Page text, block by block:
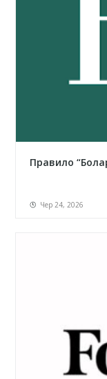
Правило
Чер 24, 2026